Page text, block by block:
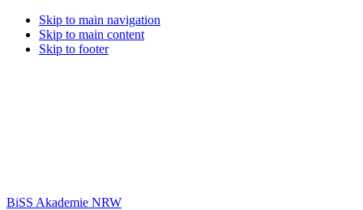
Skip to main navigation
Skip to main content
Skip to footer
BiSS Akademie NRW